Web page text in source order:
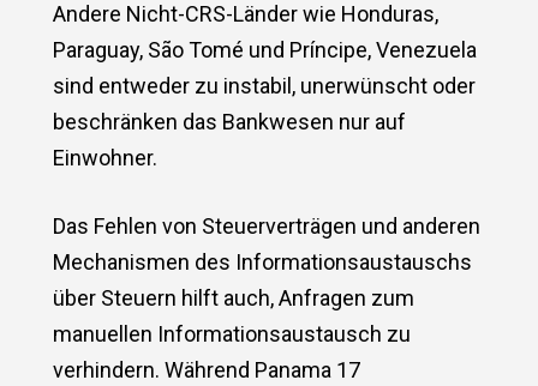
Andere Nicht-CRS-Länder wie Honduras,
Paraguay, São Tomé und Príncipe, Venezuela
sind entweder zu instabil, unerwünscht oder
beschränken das Bankwesen nur auf
Einwohner.
Das Fehlen von Steuerverträgen und anderen
Mechanismen des Informationsaustauschs
über Steuern hilft auch, Anfragen zum
manuellen Informationsaustausch zu
verhindern. Während Panama 17